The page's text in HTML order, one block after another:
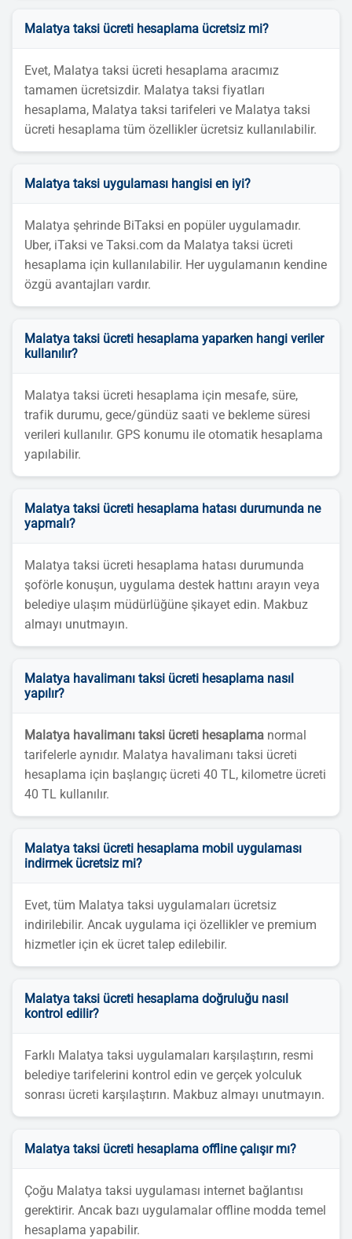
Malatya taksi ücreti hesaplama ücretsiz mi?
Evet, Malatya taksi ücreti hesaplama aracımız
tamamen ücretsizdir. Malatya taksi fiyatları
hesaplama, Malatya taksi tarifeleri ve Malatya taksi
ücreti hesaplama tüm özellikler ücretsiz kullanılabilir.
Malatya taksi uygulaması hangisi en iyi?
Malatya şehrinde BiTaksi en popüler uygulamadır.
Uber, iTaksi ve Taksi.com da Malatya taksi ücreti
hesaplama için kullanılabilir. Her uygulamanın kendine
özgü avantajları vardır.
Malatya taksi ücreti hesaplama yaparken hangi veriler
kullanılır?
Malatya taksi ücreti hesaplama için mesafe, süre,
trafik durumu, gece/gündüz saati ve bekleme süresi
verileri kullanılır. GPS konumu ile otomatik hesaplama
yapılabilir.
Malatya taksi ücreti hesaplama hatası durumunda ne
yapmalı?
Malatya taksi ücreti hesaplama hatası durumunda
şoförle konuşun, uygulama destek hattını arayın veya
belediye ulaşım müdürlüğüne şikayet edin. Makbuz
almayı unutmayın.
Malatya havalimanı taksi ücreti hesaplama nasıl
yapılır?
Malatya havalimanı taksi ücreti hesaplama normal
tarifelerle aynıdır. Malatya havalimanı taksi ücreti
hesaplama için başlangıç ücreti 40 TL, kilometre ücreti
40 TL kullanılır.
Malatya taksi ücreti hesaplama mobil uygulaması
indirmek ücretsiz mi?
Evet, tüm Malatya taksi uygulamaları ücretsiz
indirilebilir. Ancak uygulama içi özellikler ve premium
hizmetler için ek ücret talep edilebilir.
Malatya taksi ücreti hesaplama doğruluğu nasıl
kontrol edilir?
Farklı Malatya taksi uygulamaları karşılaştırın, resmi
belediye tarifelerini kontrol edin ve gerçek yolculuk
sonrası ücreti karşılaştırın. Makbuz almayı unutmayın.
Malatya taksi ücreti hesaplama offline çalışır mı?
Çoğu Malatya taksi uygulaması internet bağlantısı
gerektirir. Ancak bazı uygulamalar offline modda temel
hesaplama yapabilir.